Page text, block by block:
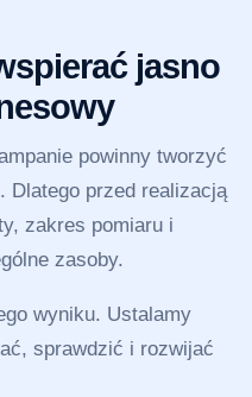
jasno
powinny tworzyć
Dlatego przed realizacją
zakres pomiaru i
zasoby.
wyniku. Ustalamy
sprawdzić i rozwijać